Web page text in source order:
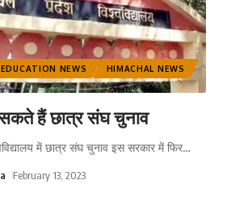
EDUCATION NEWS
HIMACHAL NEWS
सकते हैं छात्र संघ चुनाव
में छात्र संघ चुनाव इस सरकार में फिर…
February 13, 2023